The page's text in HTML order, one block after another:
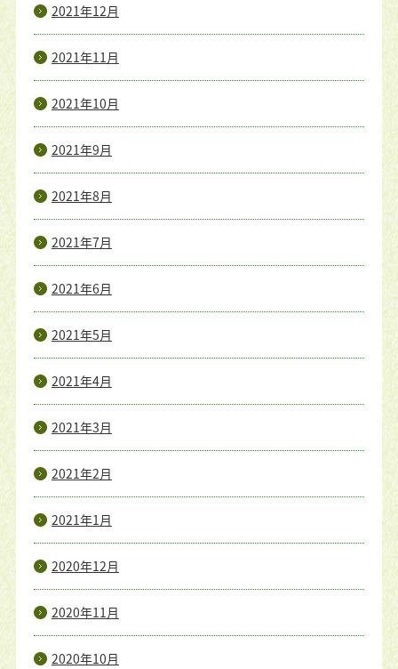
2021年12月
2021年11月
2021年10月
2021年9月
2021年8月
2021年7月
2021年6月
2021年5月
2021年4月
2021年3月
2021年2月
2021年1月
2020年12月
2020年11月
2020年10月